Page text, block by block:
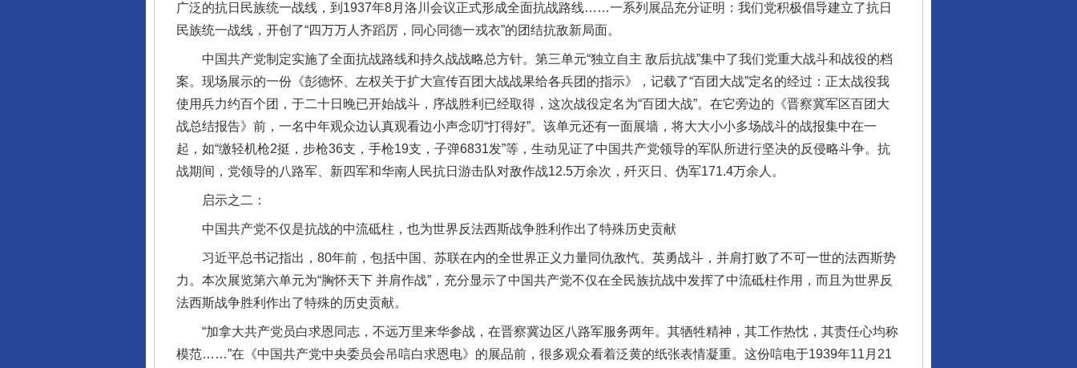
广泛的抗日民族统一战线，到1937年8月洛川会议正式形成全面抗战路线……一系列展品充分证明：我们党积极倡导建立了抗日
民族统一战线，开创了“四万万人齐蹈厉，同心同德一戎衣”的团结抗敌新局面。
中国共产党制定实施了全面抗战路线和持久战战略总方针。第三单元“独立自主 敌后抗战”集中了我们党重大战斗和战役的档
案。现场展示的一份《彭德怀、左权关于扩大宣传百团大战战果给各兵团的指示》，记载了“百团大战”定名的经过：正太战役我
使用兵力约百个团，于二十日晚已开始战斗，序战胜利已经取得，这次战役定名为“百团大战”。在它旁边的《晋察冀军区百团大
战总结报告》前，一名中年观众边认真观看边小声念叨“打得好”。该单元还有一面展墙，将大大小小多场战斗的战报集中在一
起，如“缴轻机枪2挺，步枪36支，手枪19支，子弹6831发”等，生动见证了中国共产党领导的军队所进行坚决的反侵略斗争。抗
战期间，党领导的八路军、新四军和华南人民抗日游击队对敌作战12.5万余次，歼灭日、伪军171.4万余人。
启示之二：
中国共产党不仅是抗战的中流砥柱，也为世界反法西斯战争胜利作出了特殊历史贡献
习近平总书记指出，80年前，包括中国、苏联在内的全世界正义力量同仇敌忾、英勇战斗，并肩打败了不可一世的法西斯势
力。本次展览第六单元为“胸怀天下 并肩作战”，充分显示了中国共产党不仅在全民族抗战中发挥了中流砥柱作用，而且为世界反
法西斯战争胜利作出了特殊的历史贡献。
“加拿大共产党员白求恩同志，不远万里来华参战，在晋察冀边区八路军服务两年。其牺牲精神，其工作热忱，其责任心均称
模范……”在《中国共产党中央委员会吊唁白求恩电》的展品前，很多观众看着泛黄的纸张表情凝重。这份唁电于1939年11月21